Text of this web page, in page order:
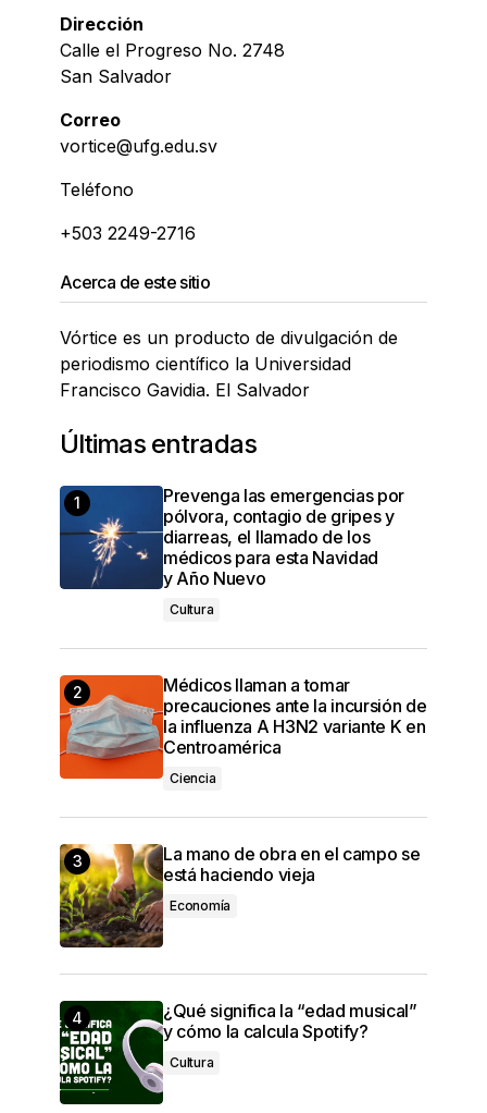
Dirección
Calle el Progreso No. 2748
San Salvador
Correo
vortice@ufg.edu.sv
Teléfono
+503 2249-2716
Acerca de este sitio
Vórtice es un producto de divulgación de
periodismo científico la Universidad
Francisco Gavidia. El Salvador
Últimas entradas
Prevenga las emergencias por
pólvora, contagio de gripes y
diarreas, el llamado de los
médicos para esta Navidad
y Año Nuevo
Cultura
Médicos llaman a tomar
precauciones ante la incursión de
la influenza A H3N2 variante K en
Centroamérica
Ciencia
La mano de obra en el campo se
está haciendo vieja
Economía
¿Qué significa la “edad musical”
y cómo la calcula Spotify?
Cultura